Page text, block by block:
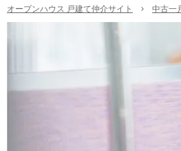
オープンハウス 戸建て仲介サイト 中古一